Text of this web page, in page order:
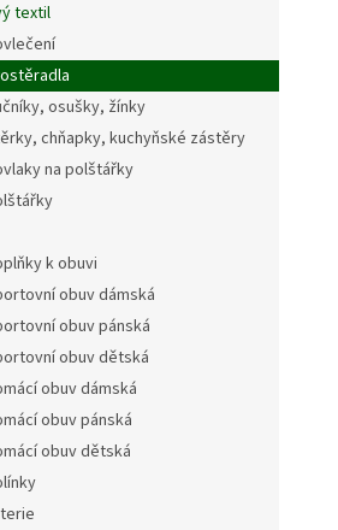
textil
osušky, žínky
chňapky, kuchyňské zástěry
na polštářky
k obuvi
obuv dámská
obuv pánská
obuv dětská
obuv dámská
obuv pánská
obuv dětská